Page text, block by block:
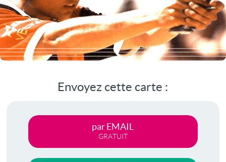
Envoyez cette carte :
par EMAIL
GRATUIT